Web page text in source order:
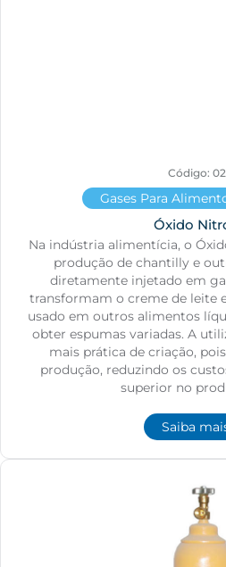
Código:
Gases Para
Óxido
Na indústria alimentícia, o
produção de chantilly e
diretamente injetado em
transformam o creme de leite
usado em outros alimentos
obter espumas variadas. A
mais prática de criação,
produção, reduzindo os
superior no
Saiba